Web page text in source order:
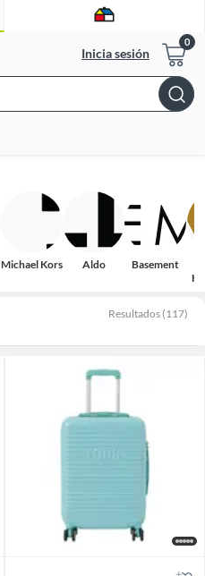
Inicia sesión
Bar
Michael Kors Aldo Basement
Resultados (117)